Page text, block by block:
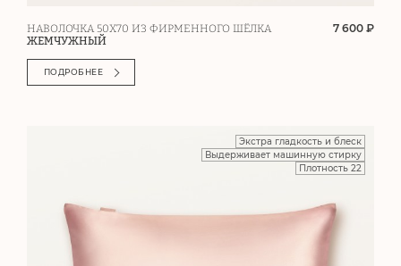
НАВОЛОЧКА 50Х70 ИЗ ФИРМЕННОГО ШЁЛКА
ЖЕМЧУЖНЫЙ
7 600 ₽
ПОДРОБНЕЕ
Экстра гладкость и блеск
Выдерживает машинную стирку
Плотность 22